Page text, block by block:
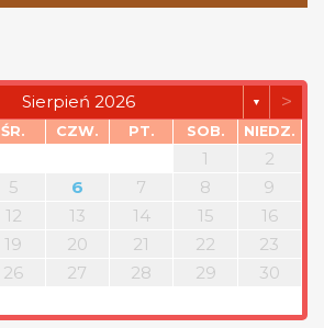
Sierpień 2026 ▼ >
ŚR. CZW. PT. SOB. NIEDZ.
1
2
5 6 7 8
9
12 13 14 15
16
19 20 21 22
23
26 27 28 29
30